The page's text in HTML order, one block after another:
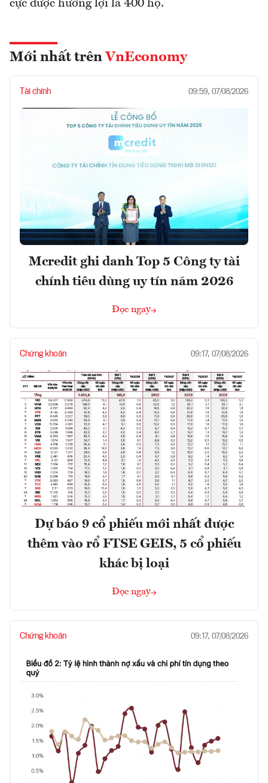
cực được hưởng lợi là 400 hộ.
Mới nhất trên VnEconomy
Tài chính 09:59, 07/08/2026
Mcredit ghi danh Top 5 Công ty tài
chính tiêu dùng uy tín năm 2026
Đọc ngay
Chứng khoán 09:17, 07/08/2026
Dự báo 9 cổ phiếu mới nhất được
thêm vào rổ FTSE GEIS, 5 cổ phiếu
khác bị loại
Đọc ngay
Chứng khoán 09:17, 07/08/2026